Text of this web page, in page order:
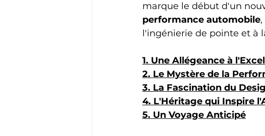
marque le début d'un
performance automobile
l'ingénierie de pointe et à
1. Une Allégeance à
2. Le Mystère de la
3. La Fascination du
4. L'Héritage qui Inspire
5. Un Voyage Anticipé